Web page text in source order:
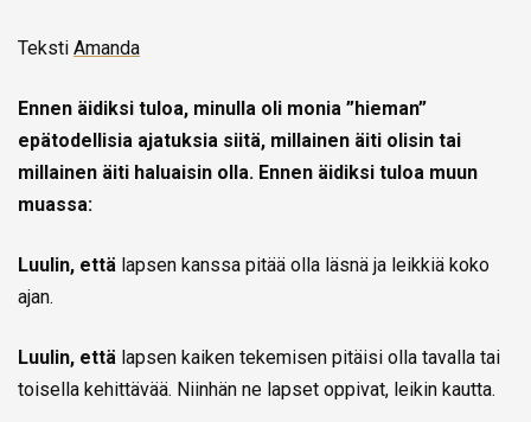
Teksti Amanda
Ennen äidiksi tuloa, minulla oli monia ”hieman”
epätodellisia ajatuksia siitä, millainen äiti olisin tai
millainen äiti haluaisin olla. Ennen äidiksi tuloa muun
muassa:
Luulin, että lapsen kanssa pitää olla läsnä ja leikkiä koko
ajan.
Luulin, että lapsen kaiken tekemisen pitäisi olla tavalla tai
toisella kehittävää. Niinhän ne lapset oppivat, leikin kautta.